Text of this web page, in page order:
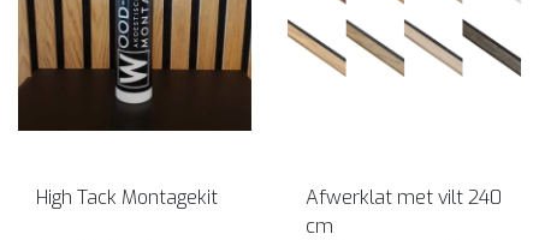
High Tack Montagekit
Afwerklat met vilt 240
cm